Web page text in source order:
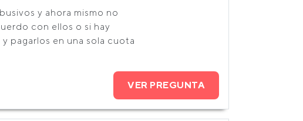
y ahora mismo no
con ellos o si hay
pagarlos en una sola cuota
VER PREGUNTA